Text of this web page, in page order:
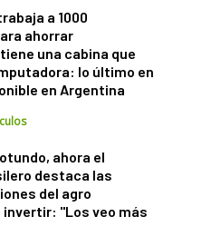
a 1000
ahorrar
una cabina que
lo último en
en Argentina
ahora el
destaca las
del agro
"Los veo más